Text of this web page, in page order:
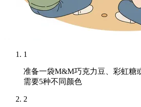
1
准备一袋M&M巧克力豆、彩虹糖
需要5种不同颜色
2